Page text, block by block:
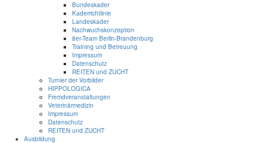
Bundeskader
Kaderrichtlinie
Landeskader
Nachwuchskonzeption
8er-Team Berlin-Brandenburg
Training und Betreuung
Impressum
Datenschutz
REITEN und ZUCHT
Turnier der Vorbilder
HIPPOLOGICA
Fremdveranstaltungen
Veterinärmedizin
Impressum
Datenschutz
REITEN und ZUCHT
Ausbildung